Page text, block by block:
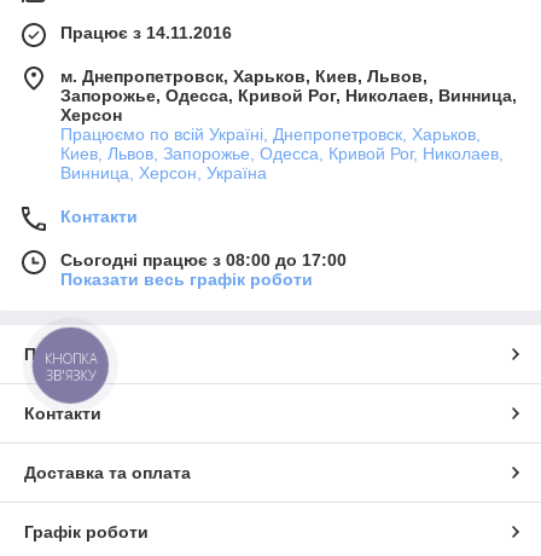
Працює з 14.11.2016
м. Днепропетровск, Харьков, Киев, Львов,
Запорожье, Одесса, Кривой Рог, Николаев, Винница,
Херсон
Працюємо по всій Україні, Днепропетровск, Харьков,
Киев, Львов, Запорожье, Одесса, Кривой Рог, Николаев,
Винница, Херсон, Україна
Контакти
Сьогодні працює з 08:00 до 17:00
Показати весь графік роботи
Про нас
Контакти
Доставка та оплата
Графік роботи
КНОПКА
ЗВ'ЯЗКУ